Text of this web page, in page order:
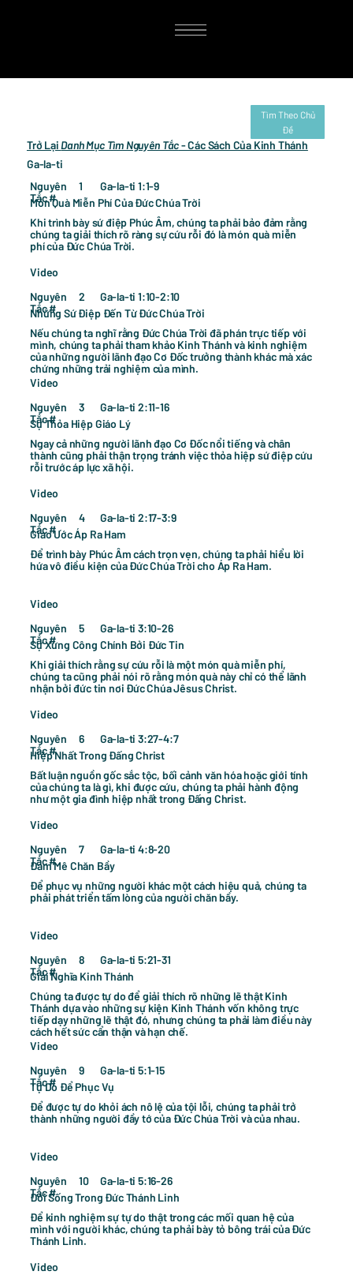
Tìm Theo Chủ
Đề
Trở LạiDanh Mục Tìm Nguyên Tắc- Các Sách Của Kinh Thánh
Ga-la-ti
Nguyên
Tắc #
1
Ga-la-ti 1:1-9
Món Quà Miễn Phí Của Đức Chúa Trời
Khi trình bày sứ điệp Phúc Âm, chúng ta phải bảo đảm rằng
chúng ta giải thích rõ ràng sự cứu rỗi đó là món quà miễn
phí của Đức Chúa Trời.
Video
Nguyên
Tắc #
2
Ga-la-ti 1:10-2:10
Những Sứ Điệp Đến Từ Đức Chúa Trời
Nếu chúng ta nghĩ rằng Đức Chúa Trời đã phán trực tiếp với
mình, chúng ta phải tham khảo Kinh Thánh và kinh nghiệm
của những người lãnh đạo Cơ Đốc trưởng thành khác mà xác
chứng những trải nghiệm của mình.
Video
Nguyên
Tắc #
3
Ga-la-ti 2:11-16
Sự Thỏa Hiệp Giáo Lý
Ngay cả những người lãnh đạo Cơ Đốc nổi tiếng và chân
thành cũng phải thận trọng tránh việc thỏa hiệp sứ điệp cứu
rỗi trước áp lực xã hội.
Video
Nguyên
Tắc #
4
Ga-la-ti 2:17-3:9
Giao Ước Áp Ra Ham
Để trình bày Phúc Âm cách trọn vẹn, chúng ta phải hiểu lời
hứa vô điều kiện của Đức Chúa Trời cho Áp Ra Ham.
Video
Nguyên
Tắc #
5
Ga-la-ti 3:10-26
Sự Xưng Công Chính Bởi Đức Tin
Khi giải thích rằng sự cứu rỗi là một món quà miễn phí,
chúng ta cũng phải nói rõ rằng món quà này chỉ có thể lãnh
nhận bởi đức tin nơi Đức Chúa Jêsus Christ.
Video
Nguyên
Tắc #
6
Ga-la-ti 3:27-4:7
Hiệp Nhất Trong Đấng Christ
Bất luận nguồn gốc sắc tộc, bối cảnh văn hóa hoặc giới tính
của chúng ta là gì, khi được cứu, chúng ta phải hành động
như một gia đình hiệp nhất trong Đấng Christ.
Video
Nguyên
Tắc #
7
Ga-la-ti 4:8-20
Đam Mê Chăn Bầy
Để phục vụ những người khác một cách hiệu quả, chúng ta
phải phát triển tấm lòng của người chăn bầy.
Video
Nguyên
Tắc #
8
Ga-la-ti 5:21-31
Giải Nghĩa Kinh Thánh
Chúng ta được tự do để giải thích rõ những lẽ thật Kinh
Thánh dựa vào những sự kiện Kinh Thánh vốn không trực
tiếp dạy những lẽ thật đó, nhưng chúng ta phải làm điều này
cách hết sức cẩn thận và hạn chế.
Video
Nguyên
Tắc #
9
Ga-la-ti 5:1-15
Tự Do Để Phục Vụ
Để được tự do khỏi ách nô lệ của tội lỗi, chúng ta phải trở
thành những người đầy tớ của Đức Chúa Trời và của nhau.
Video
Nguyên
Tắc #
10
Ga-la-ti 5:16-26
Đời Sống Trong Đức Thánh Linh
Để kinh nghiệm sự tự do thật trong các mối quan hệ của
mình với người khác, chúng ta phải bày tỏ bông trái của Đức
Thánh Linh.
Video